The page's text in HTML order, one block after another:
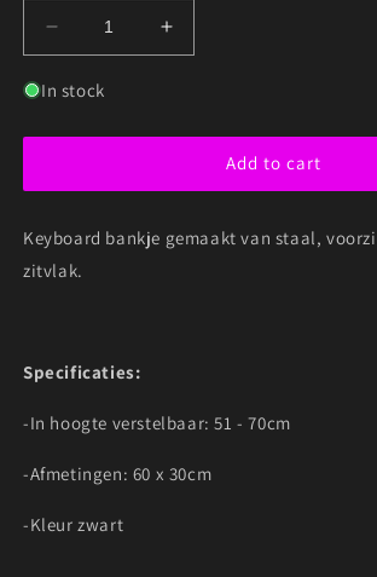
Decrease
quantity
for
BENCH
KEYBOARD
Increase
quantity
BENCH
KEYBOARD
In stock
Add to cart
Keyboard bankje gemaakt van staal,
zitvlak.
Specificaties:
-In hoogte verstelbaar: 51 - 70cm
-Afmetingen: 60 x 30cm
-Kleur zwart